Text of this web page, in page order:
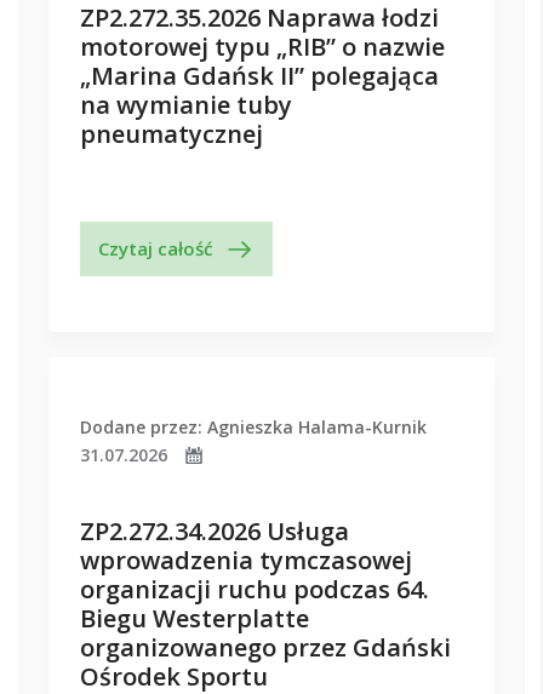
ZP2.272.35.2026 Naprawa łodzi
motorowej typu „RIB” o nazwie
„Marina Gdańsk II” polegająca
na wymianie tuby
pneumatycznej
Czytaj całość
Dodane przez: Agnieszka Halama-Kurnik
31.07.2026
ZP2.272.34.2026 Usługa
wprowadzenia tymczasowej
organizacji ruchu podczas 64.
Biegu Westerplatte
organizowanego przez Gdański
Ośrodek Sportu